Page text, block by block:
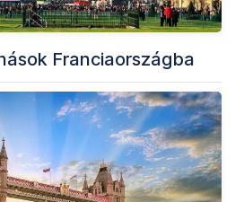
Franciaországba